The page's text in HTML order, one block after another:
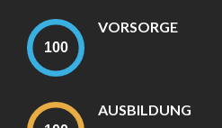
VORSORGE
AUSBILDUNG